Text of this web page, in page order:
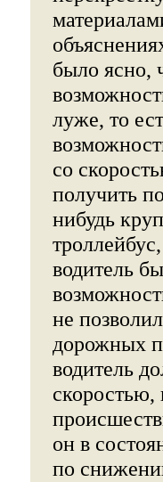
было ясно,
луже, то
со
получить
нибудь
водитель
не
дорожных
водитель
скоростью,
он в
по